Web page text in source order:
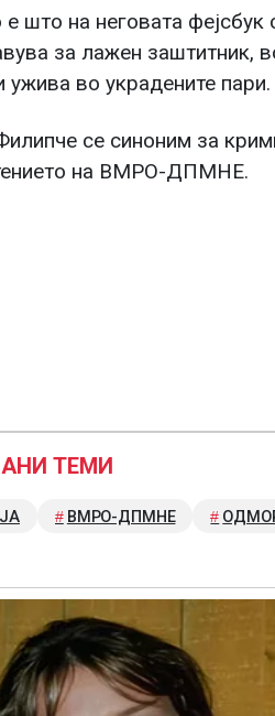
што на неговата фејсбук
за лажен заштитник,
ужива во украдените пари.
се синоним за
на ВМРО-ДПМНЕ.
ТЕМИ
ВМРО-ДПМНЕ